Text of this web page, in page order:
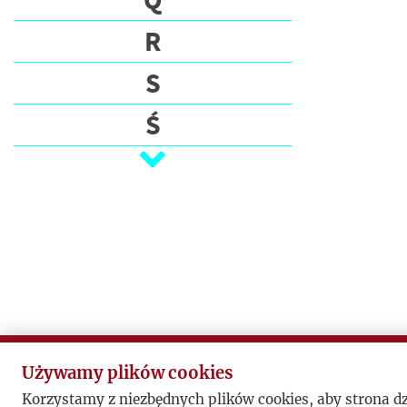
R
S
Ś
T
Z
Ż
Używamy plików cookies
Korzystamy z niezbędnych plików cookies, aby strona